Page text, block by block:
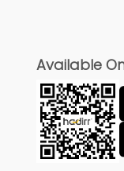
Available